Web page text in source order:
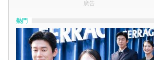
廣告
熱門